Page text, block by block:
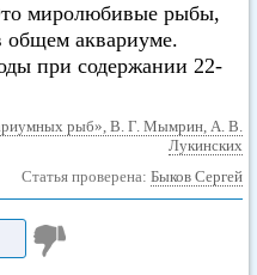
миролюбивые рыбы,
общем аквариуме.
при содержании 22-
рыб», В. Г. Мымрин, А. В.
Лукинских
Статья проверена: Быков Сергей